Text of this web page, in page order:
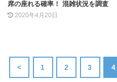
席の座れる確率！ 混雑状況を調査
2020年4月20日
< 1 2 3 4